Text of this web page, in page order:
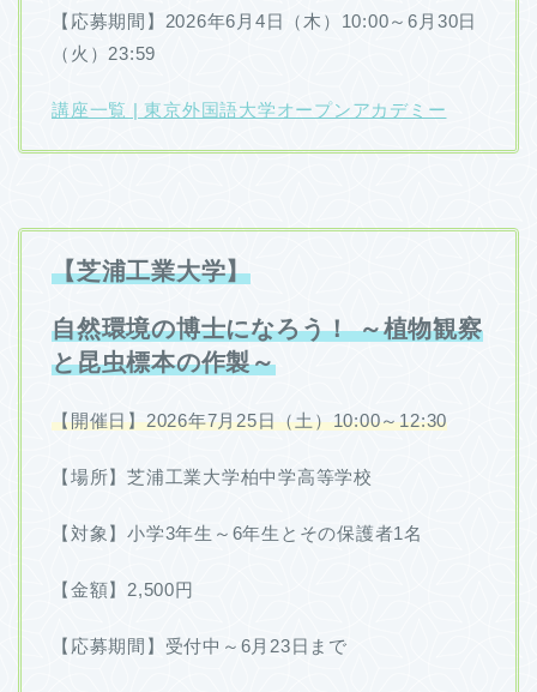
【応募期間】2026年6月4日（木）10:00～6月30日
（火）23:59
講座一覧 | 東京外国語大学オープンアカデミー
【芝浦工業大学】
自然環境の博士になろう！ ～植物観察
と昆虫標本の作製～
【開催日】2026年7月25日（土）10:00～12:30
【場所】芝浦工業大学柏中学高等学校
【対象】小学3年生～6年生とその保護者1名
【金額】2,500円
【応募期間】受付中～6月23日まで